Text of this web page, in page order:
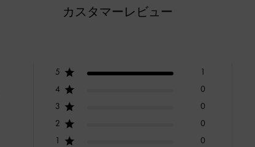
カスタマーレビュー
5
1
4
0
3
0
2
0
1
0